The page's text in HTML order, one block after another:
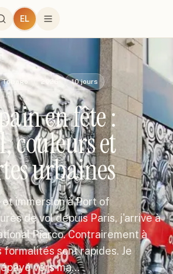
EL
2026 10jours
en fête :
couleurs et
urbaines
et immersion à Port of
de vol depuis Paris, j'arrive à
Piarco. Contrairement à
formalités sont rapides. Je
vers ma…